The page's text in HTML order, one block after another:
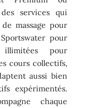
services qui
massage pour
pour
illimitées pour
cours collectifs,
aussi bien
expérimentés.
chaque